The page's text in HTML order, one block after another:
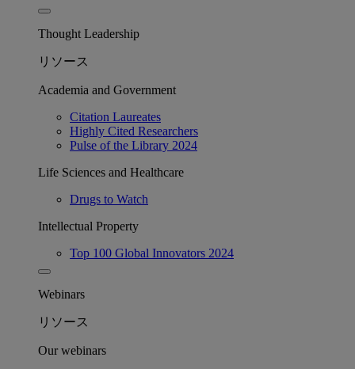
Thought Leadership
リソース
Academia and Government
Citation Laureates
Highly Cited Researchers
Pulse of the Library 2024
Life Sciences and Healthcare
Drugs to Watch
Intellectual Property
Top 100 Global Innovators 2024
Webinars
リソース
Our webinars